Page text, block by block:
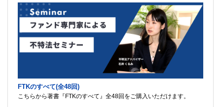
FTKのすべて(全48回)
こちらから著書『FTKのすべて』全48回をご購入いただけます。